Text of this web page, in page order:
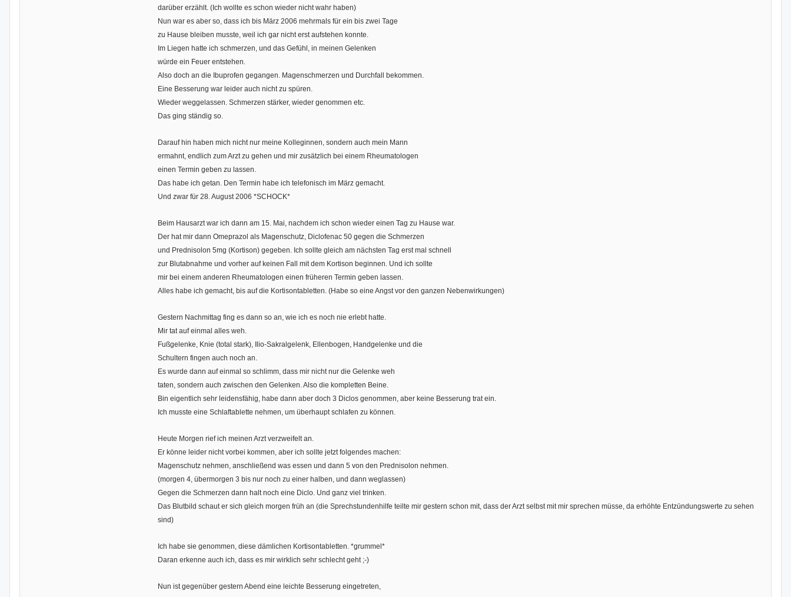
darüber erzählt. (Ich wollte es schon wieder nicht wahr haben)
Nun war es aber so, dass ich bis März 2006 mehrmals für ein bis zwei Tage
zu Hause bleiben musste, weil ich gar nicht erst aufstehen konnte.
Im Liegen hatte ich schmerzen, und das Gefühl, in meinen Gelenken
würde ein Feuer entstehen.
Also doch an die Ibuprofen gegangen. Magenschmerzen und Durchfall bekommen.
Eine Besserung war leider auch nicht zu spüren.
Wieder weggelassen. Schmerzen stärker, wieder genommen etc.
Das ging ständig so.
Darauf hin haben mich nicht nur meine Kolleginnen, sondern auch mein Mann
ermahnt, endlich zum Arzt zu gehen und mir zusätzlich bei einem Rheumatologen
einen Termin geben zu lassen.
Das habe ich getan. Den Termin habe ich telefonisch im März gemacht.
Und zwar für 28. August 2006 *SCHOCK*
Beim Hausarzt war ich dann am 15. Mai, nachdem ich schon wieder einen Tag zu Hause war.
Der hat mir dann Omeprazol als Magenschutz, Diclofenac 50 gegen die Schmerzen
und Prednisolon 5mg (Kortison) gegeben. Ich sollte gleich am nächsten Tag erst mal schnell
zur Blutabnahme und vorher auf keinen Fall mit dem Kortison beginnen. Und ich sollte
mir bei einem anderen Rheumatologen einen früheren Termin geben lassen.
Alles habe ich gemacht, bis auf die Kortisontabletten. (Habe so eine Angst vor den ganzen Nebenwirkungen)
Gestern Nachmittag fing es dann so an, wie ich es noch nie erlebt hatte.
Mir tat auf einmal alles weh.
Fußgelenke, Knie (total stark), Ilio-Sakralgelenk, Ellenbogen, Handgelenke und die
Schultern fingen auch noch an.
Es wurde dann auf einmal so schlimm, dass mir nicht nur die Gelenke weh
taten, sondern auch zwischen den Gelenken. Also die kompletten Beine.
Bin eigentlich sehr leidensfähig, habe dann aber doch 3 Diclos genommen, aber keine Besserung trat ein.
Ich musste eine Schlaftablette nehmen, um überhaupt schlafen zu können.
Heute Morgen rief ich meinen Arzt verzweifelt an.
Er könne leider nicht vorbei kommen, aber ich sollte jetzt folgendes machen:
Magenschutz nehmen, anschließend was essen und dann 5 von den Prednisolon nehmen.
(morgen 4, übermorgen 3 bis nur noch zu einer halben, und dann weglassen)
Gegen die Schmerzen dann halt noch eine Diclo. Und ganz viel trinken.
Das Blutbild schaut er sich gleich morgen früh an (die Sprechstundenhilfe teilte mir gestern schon mit, dass der Arzt selbst mit mir sprechen müsse, da erhöhte Entzündungswerte zu sehen
sind)
Ich habe sie genommen, diese dämlichen Kortisontabletten. *grummel*
Daran erkenne auch ich, dass es mir wirklich sehr schlecht geht ;-)
Nun ist gegenüber gestern Abend eine leichte Besserung eingetreten,